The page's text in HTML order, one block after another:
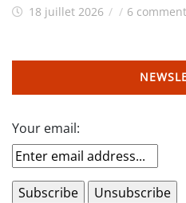
18 juillet 2026 / / 6
Your email: